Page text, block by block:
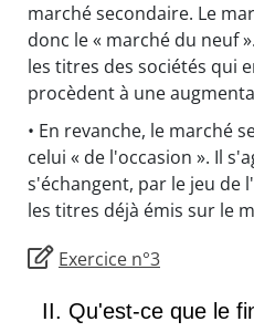
marché secondaire. Le
donc le « marché du neuf
les titres des sociétés qui
procèdent à une
• En revanche, le marché
celui « de l'occasion ». Il
s'échangent, par le jeu de
les titres déjà émis sur le
Exercice n°3
II. Qu'est-ce que le